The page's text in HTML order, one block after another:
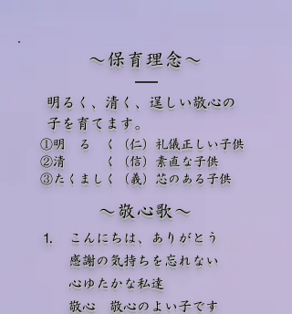
​～保育理念～
明るく、清く、逞しい敬心の
子を育てます。
①明 る く（仁）礼儀正しい子供
②清 く（信）素直な子供
③たくましく（義）芯のある子供
～敬心歌～
⒈ こんにちは、ありがとう
感謝の気持ちを忘れない
心ゆたかな私達
敬心 敬心のよい子です